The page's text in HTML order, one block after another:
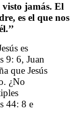
visto jamás. El
es el que nos
es
9: 6, Juan
que Jesús
¿No
44: 8 e